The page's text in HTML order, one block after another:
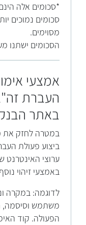
*סכומים אלה
סכומים נמוכים
מסוימים.
הסכומים ישתנו
אמצעי
העברת
באתר
במטרה לחזק את
ביצוע פעולת
ערוצי
באמצעי זיהוי
לדוגמה: במקרה
משתמש וסיסמה,